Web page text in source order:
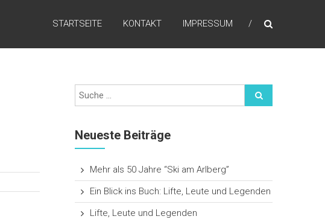
STARTSEITE KONTAKT IMPRESSUM
Neueste Beiträge
Mehr als 50 Jahre “Ski am Arlberg”
Ein Blick ins Buch: Lifte, Leute und Legenden
Lifte, Leute und Legenden